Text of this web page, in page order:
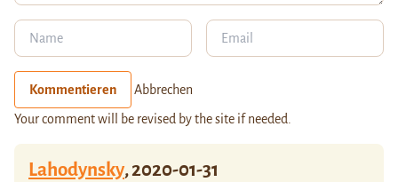
Kommentieren Abbrechen
Your comment will be revised by the site if needed.
Lahodynsky,2020-01-31